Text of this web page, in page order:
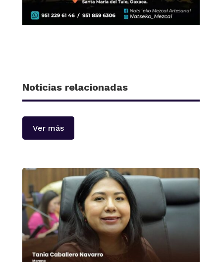
Noticias relacionadas
Ver más